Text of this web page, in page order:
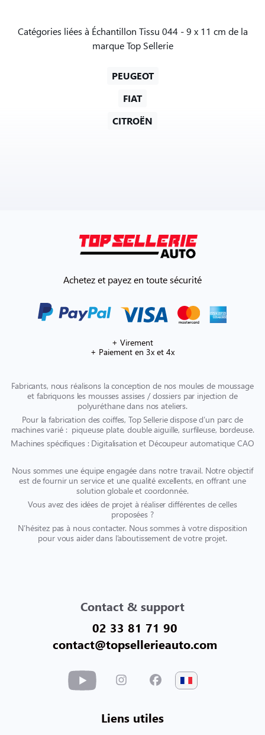
Catégories liées à Échantillon Tissu 044 - 9 x 11 cm de la
marque Top Sellerie
PEUGEOT
FIAT
CITROËN
Achetez et payez en toute sécurité
+ Virement
+ Paiement en 3x et 4x
Fabricants, nous réalisons la conception de nos moules de moussage
et fabriquons les mousses assises / dossiers par injection de
polyuréthane dans nos ateliers.
Pour la fabrication des coiffes, Top Sellerie dispose d’un parc de
machines varié : piqueuse plate, double aiguille, surfileuse, bordeuse.
Machines spécifiques : Digitalisation et Découpeur automatique CAO
Nous sommes une équipe engagée dans notre travail. Notre objectif
est de fournir un service et une qualité excellents, en offrant une
solution globale et coordonnée.
Vous avez des idées de projet à réaliser différentes de celles
proposées ?
N’hésitez pas à nous contacter. Nous sommes à votre disposition
pour vous aider dans l’aboutissement de votre projet.
Contact & support
02 33 81 71 90
contact@topsellerieauto.com
Liens utiles